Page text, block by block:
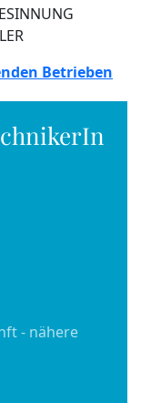
Betrieben
- nähere